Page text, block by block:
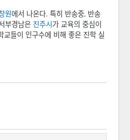
원에서 나온다. 특히 반송중, 반송
부경남은 진주시가 교육의 중심이
교들이 인구수에 비해 좋은 진학 실